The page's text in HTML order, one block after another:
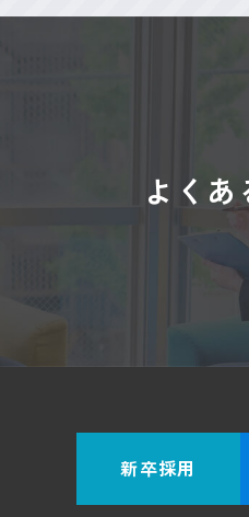
業務に
対応も行います。
よくあ
新卒採用